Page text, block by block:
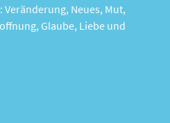
Veränderung, Neues, Mut,
Glaube, Liebe und